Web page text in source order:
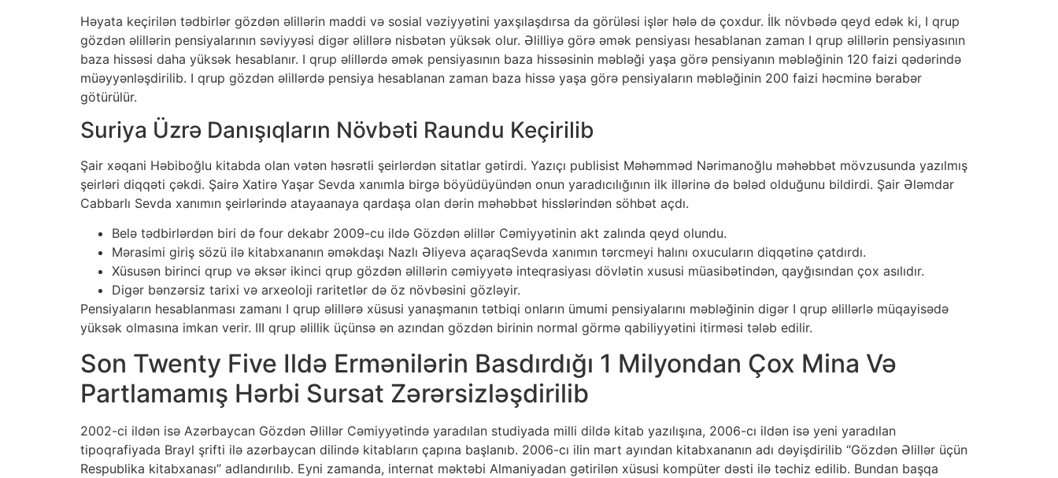
Həyata keçirilən tədbirlər gözdən əlillərin maddi və sosial vəziyyətini yaxşılaşdırsa da görüləsi işlər hələ də çoxdur. İlk növbədə qeyd edək ki, I qrup
gözdən əlillərin pensiyalarının səviyyəsi digər əlillərə nisbətən yüksək olur. Əlilliyə görə əmək pensiyası hesablanan zaman I qrup əlillərin pensiyasının
baza hissəsi daha yüksək hesablanır. I qrup əlillərdə əmək pensiyasının baza hissəsinin məbləği yaşa görə pensiyanın məbləğinin 120 faizi qədərində
müəyyənləşdirilib. I qrup gözdən əlillərdə pensiya hesablanan zaman baza hissə yaşa görə pensiyaların məbləğinin 200 faizi həcminə bərabər
götürülür.
Suriya Üzrə Danışıqların Növbəti Raundu Keçirilib
Şair xəqani Həbiboğlu kitabda olan vətən həsrətli şeirlərdən sitatlar gətirdi. Yazıçı publisist Məhəmməd Nərimanoğlu məhəbbət mövzusunda yazılmış
şeirləri diqqəti çəkdi. Şairə Xatirə Yaşar Sevda xanımla birgə böyüdüyündən onun yaradıcılığının ilk illərinə də bələd olduğunu bildirdi. Şair Ələmdar
Cabbarlı Sevda xanımın şeirlərində atayaanaya qardaşa olan dərin məhəbbət hisslərindən söhbət açdı.
Belə tədbirlərdən biri də four dekabr 2009-cu ildə Gözdən əlillər Cəmiyyətinin akt zalında qeyd olundu.
Mərasimi giriş sözü ilə kitabxananın əməkdaşı Nazlı Əliyeva açaraqSevda xanımın tərcmeyi halını oxucuların diqqətinə çatdırdı.
Xüsusən birinci qrup və əksər ikinci qrup gözdən əlillərin cəmiyyətə inteqrasiyası dövlətin xususi müasibətindən, qayğısından çox asılıdır.
Digər bənzərsiz tarixi və arxeoloji raritetlər də öz növbəsini gözləyir.
Pensiyaların hesablanması zamanı I qrup əlillərə xüsusi yanaşmanın tətbiqi onların ümumi pensiyalarını məbləğinin digər I qrup əlillərlə müqayisədə
yüksək olmasına imkan verir. III qrup əlillik üçünsə ən azından gözdən birinin normal görmə qabiliyyətini itirməsi tələb edilir.
Son Twenty Five Ildə Ermənilərin Basdırdığı 1 Milyondan Çox Mina Və
Partlamamış Hərbi Sursat Zərərsizləşdirilib
2002-ci ildən isə Azərbaycan Gözdən Əlillər Cəmiyyətində yaradılan studiyada milli dildə kitab yazılışına, 2006-cı ildən isə yeni yaradılan
tipoqrafiyada Brayl şrifti ilə azərbaycan dilində kitabların çapına başlanıb. 2006-cı ilin mart ayından kitabxananın adı dəyişdirilib “Gözdən Əlillər üçün
Respublika kitabxanası” adlandırılıb. Eyni zamanda, internat məktəbi Almaniyadan gətirilən xüsusi kompüter dəsti ilə təchiz edilib. Bundan başqa